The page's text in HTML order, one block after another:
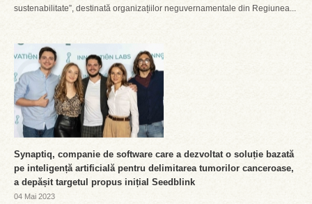
sustenabilitate”, destinată organizațiilor neguvernamentale din Regiunea...
Synaptiq, companie de software care a dezvoltat o soluție bazată
pe inteligență artificială pentru delimitarea tumorilor canceroase,
a depășit targetul propus inițial Seedblink
04 Mai 2023